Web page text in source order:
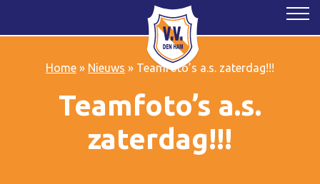
Home» Nieuws » Teamfoto’s a.s. zaterdag!!!
Teamfoto’s a.s.
zaterdag!!!